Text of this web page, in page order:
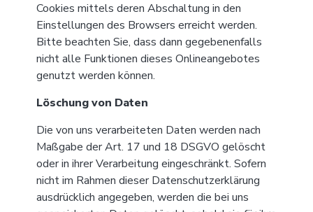
Cookies mittels deren Abschaltung in den
Einstellungen des Browsers erreicht werden.
Bitte beachten Sie, dass dann gegebenenfalls
nicht alle Funktionen dieses Onlineangebotes
genutzt werden können.
Löschung von Daten
Die von uns verarbeiteten Daten werden nach
Maßgabe der Art. 17 und 18 DSGVO gelöscht
oder in ihrer Verarbeitung eingeschränkt. Sofern
nicht im Rahmen dieser Datenschutzerklärung
ausdrücklich angegeben, werden die bei uns